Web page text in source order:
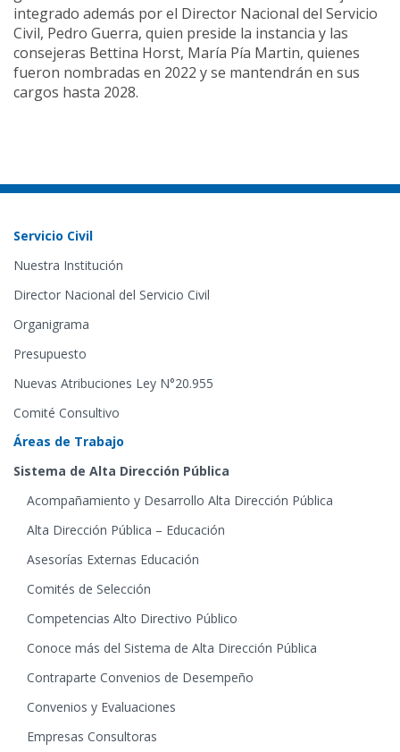
integrado además por el Director Nacional del Servicio
Civil, Pedro Guerra, quien preside la instancia y las
consejeras Bettina Horst, María Pía Martin, quienes
fueron nombradas en 2022 y se mantendrán en sus
cargos hasta 2028.
Servicio Civil
Nuestra Institución
Director Nacional del Servicio Civil
Organigrama
Presupuesto
Nuevas Atribuciones Ley N°20.955
Comité Consultivo
Áreas de Trabajo
Sistema de Alta Dirección Pública
Acompañamiento y Desarrollo Alta Dirección Pública
Alta Dirección Pública – Educación
Asesorías Externas Educación
Comités de Selección
Competencias Alto Directivo Público
Conoce más del Sistema de Alta Dirección Pública
Contraparte Convenios de Desempeño
Convenios y Evaluaciones
Empresas Consultoras